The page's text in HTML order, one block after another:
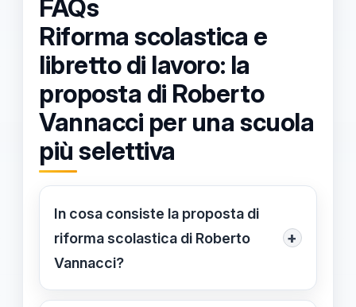
FAQs
Riforma scolastica e
libretto di lavoro: la
proposta di Roberto
Vannacci per una scuola
più selettiva
In cosa consiste la proposta di
riforma scolastica di Roberto
Vannacci?
+
La proposta prevede la